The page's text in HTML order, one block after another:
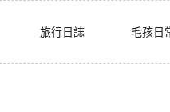
旅行日誌 毛孩日